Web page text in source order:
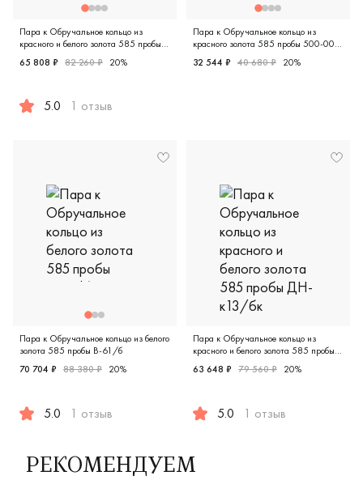
Пара к Обручальное кольцо из
красного и белого золота 585 пробы
65 808 ₽ 82 260 ₽ 20%
5.0 1 отзыв
Пара к Обручальное кольцо из
красного золота 585 пробы 500-000-
32 544 ₽ 40 680 ₽ 20%
Пара к Обручальное кольцо из белого
золота 585 пробы В-61/б
70 704 ₽ 88 380 ₽ 20%
5.0 1 отзыв
Пара к Обручальное кольцо из
красного и белого золота 585 пробы
ДН-к13/бк
63 648 ₽ 79 560 ₽ 20%
5.0 1 отзыв
РЕКОМЕНДУЕМ